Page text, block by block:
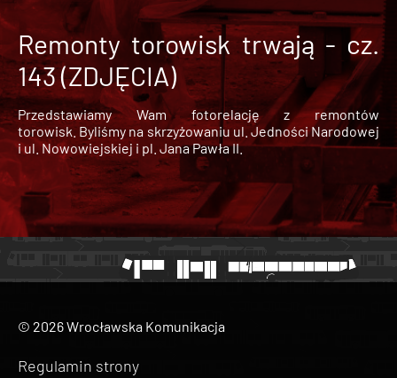
Remonty torowisk trwają - cz.
143 (ZDJĘCIA)
Przedstawiamy Wam fotorelację z remontów
torowisk. Byliśmy na skrzyżowaniu ul. Jedności Narodowej
i ul. Nowowiejskiej i pl. Jana Pawła II.
© 2026 Wrocławska Komunikacja
Regulamin strony